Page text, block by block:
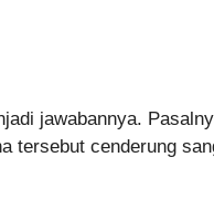
jawabannya.
tersebut cenderung